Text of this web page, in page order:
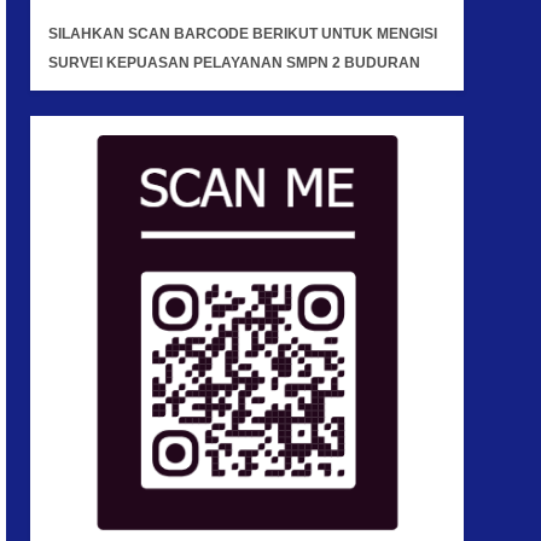
SILAHKAN SCAN BARCODE BERIKUT UNTUK MENGISI
SURVEI KEPUASAN PELAYANAN SMPN 2 BUDURAN